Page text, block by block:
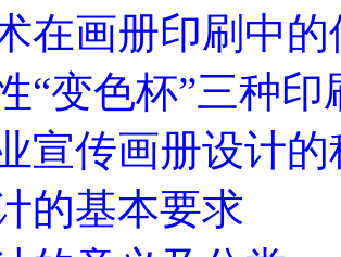
在画册印刷中
“变色杯”三种印
宣传画册设计的
的基本要求